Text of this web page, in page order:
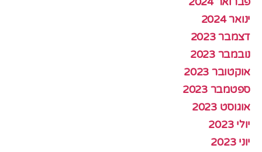
ינואר 2024
דצמבר 2023
נובמבר 2023
אוקטובר 2023
ספטמבר 2023
אוגוסט 2023
יולי 2023
יוני 2023